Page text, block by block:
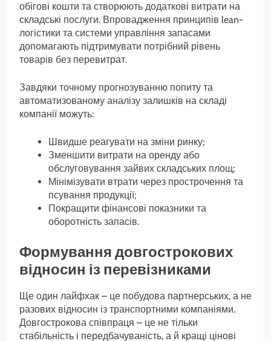
обігові кошти та створюють додаткові витрати на
складські послуги. Впровадження принципів lean-
логістики та системи управління запасами
допомагають підтримувати потрібний рівень
товарів без перевитрат.
Завдяки точному прогнозуванню попиту та
автоматизованому аналізу залишків на складі
компанії можуть:
Швидше реагувати на зміни ринку;
Зменшити витрати на оренду або
обслуговування зайвих складських площ;
Мінімізувати втрати через прострочення та
псування продукції;
Покращити фінансові показники та
оборотність запасів.
Формування довгострокових
відносин із перевізниками
Ще один лайфхак – це побудова партнерських, а не
разових відносин із транспортними компаніями.
Довгострокова співпраця – це не тільки
стабільність і передбачуваність, а й кращі цінові